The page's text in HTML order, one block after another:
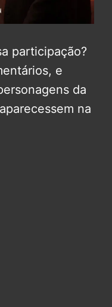
participação?
e
da
na